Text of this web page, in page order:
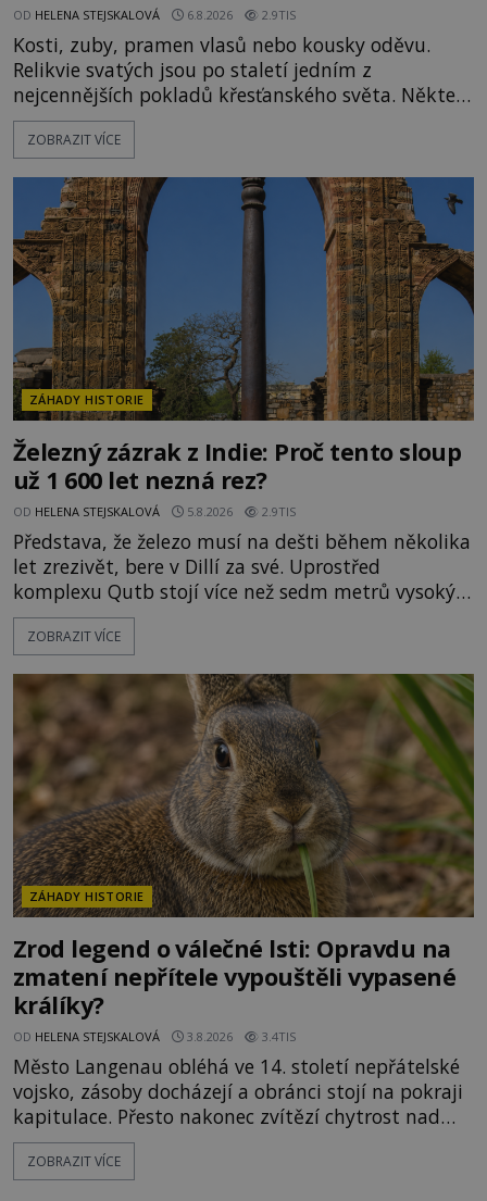
OD HELENA STEJSKALOVÁ 6.8.2026 2.9TIS
Kosti, zuby, pramen vlasů nebo kousky oděvu.
Relikvie svatých jsou po staletí jedním z
nejcennějších pokladů křesťanského světa. Některé
mají pečlivě doloženou historii, jiné provází
záhady, krádeže i nečekané objevy. Jejich osudy
o skutečné historické události. Ve středověké
Evropě mají relikvie mimořádnou hodnotu. Nejsou
jen předmětem úcty
ZOBRAZIT VÍCE
ZÁHADY HISTORIE
Železný zázrak z Indie: Proč tento sloup
už 1 600 let nezná rez?
OD HELENA STEJSKALOVÁ 5.8.2026 2.9TIS
Představa, že železo musí na dešti během několika
let zrezivět, bere v Dillí za své. Uprostřed
komplexu Qutb stojí více než sedm metrů vysoký
železný sloup, který už přibližně 1 600 let odolává
počasí s jen nepatrnými stopami koroze. Jeho
ztracených technologiích či tajemných
materiálech. Moderní metalurgie však ukazuje, že
skutečné vysvětlení je ješt
ZOBRAZIT VÍCE
ZÁHADY HISTORIE
Zrod legend o válečné lsti: Opravdu na
zmatení nepřítele vypouštěli vypasené
králíky?
OD HELENA STEJSKALOVÁ 3.8.2026 3.4TIS
Město Langenau obléhá ve 14. století nepřátelské
vojsko, zásoby docházejí a obránci stojí na pokraji
kapitulace. Přesto nakonec zvítězí chytrost nad
hrubou silou. Podle staré německé legendy vypustí
obyvatelé za hradby dobře živeného králíka, aby
ZOBRAZIT VÍCE